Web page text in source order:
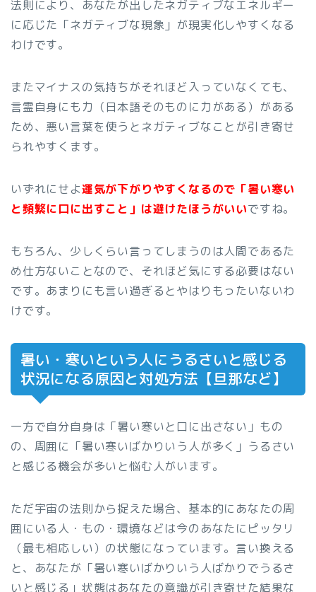
法則により、あなたが出したネガティブなエネルギー
に応じた「ネガティブな現象」が現実化しやすくなる
わけです。
またマイナスの気持ちがそれほど入っていなくても、
言霊自身にも力（日本語そのものに力がある）がある
ため、悪い言葉を使うとネガティブなことが引き寄せ
られやすくます。
いずれにせよ運気が下がりやすくなるので「暑い寒い
と頻繁に口に出すこと」は避けたほうがいいですね。
もちろん、少しくらい言ってしまうのは人間であるた
め仕方ないことなので、それほど気にする必要はない
です。あまりにも言い過ぎるとやはりもったいないわ
けです。
暑い・寒いという人にうるさいと感じる
状況になる原因と対処方法【旦那など】
一方で自分自身は「暑い寒いと口に出さない」もの
の、周囲に「暑い寒いばかりいう人が多く」うるさい
と感じる機会が多いと悩む人がいます。
ただ宇宙の法則から捉えた場合、基本的にあなたの周
囲にいる人・もの・環境などは今のあなたにピッタリ
（最も相応しい）の状態になっています。言い換える
と、あなたが「暑い寒いばかりいう人ばかりでうるさ
いと感じる」状態はあなたの意識が引き寄せた結果な